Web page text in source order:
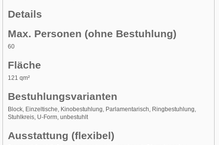
Details
Max. Personen (ohne Bestuhlung)
60
Fläche
121 qm²
Bestuhlungsvarianten
Block, Einzeltische, Kinobestuhlung, Parlamentarisch, Ringbestuhlung,
Stuhlkreis, U-Form, unbestuhlt
Ausstattung (flexibel)